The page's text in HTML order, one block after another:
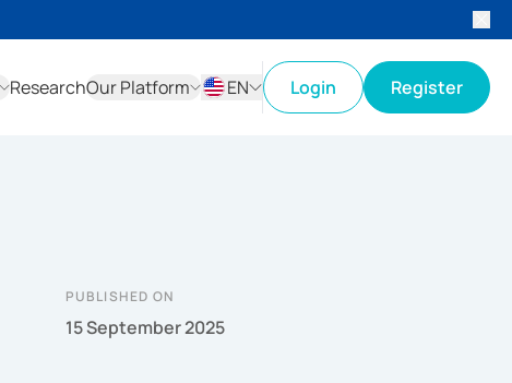
ResearchOur Platform
EN
Login Register
PUBLISHED ON
15 September 2025